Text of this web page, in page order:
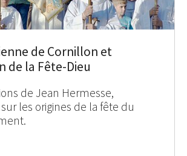
de Cornillon et
de la Fête-Dieu
de Jean Hermesse,
les origines de la fête du